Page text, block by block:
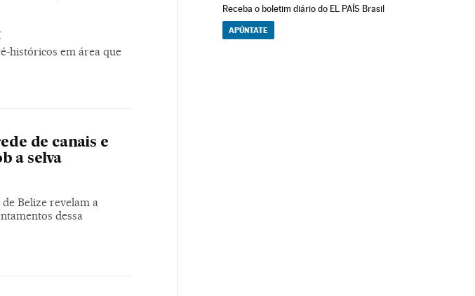
históricos em área que
de canais e
a selva
de Belize revelam a
dessa
Receba o boletim diário do EL PAÍS Brasil
APÚNTATE